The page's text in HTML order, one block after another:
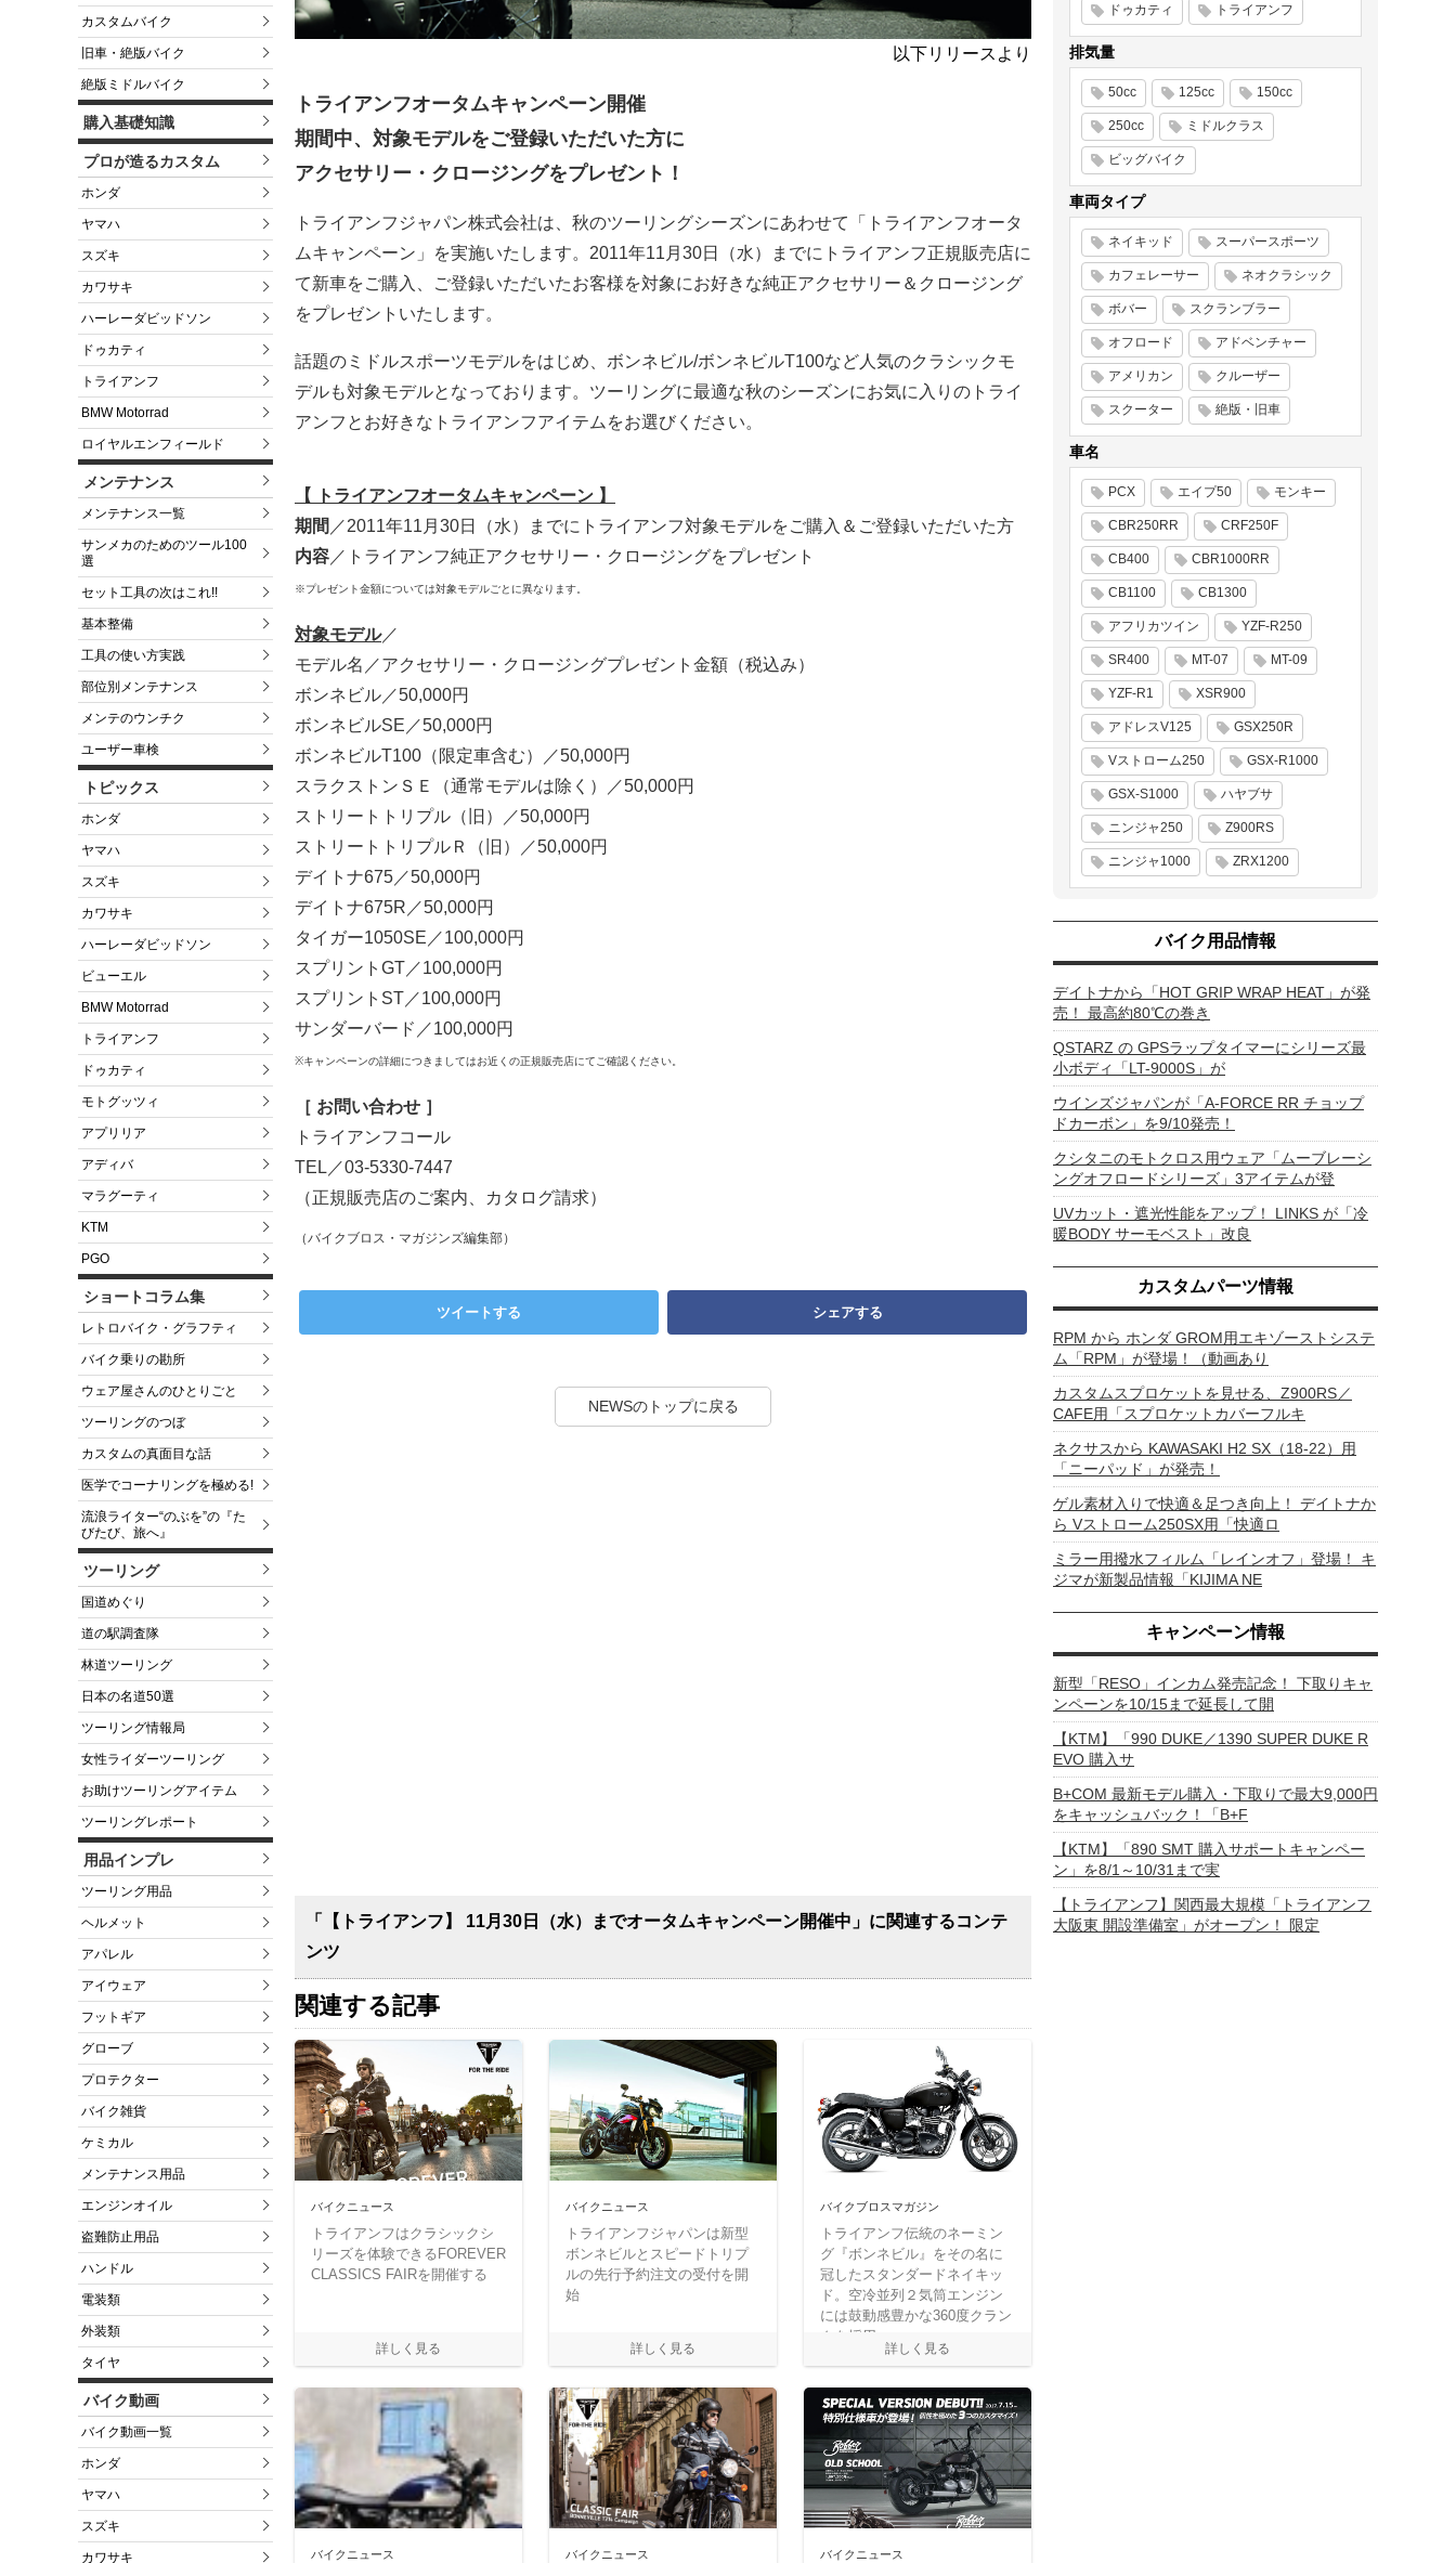
カスタムバイク
旧車・絶版バイク
絶版ミドルバイク
購入基礎知識
プロが造るカスタム
ホンダ
ヤマハ
スズキ
カワサキ
ハーレーダビッドソン
ドゥカティ
トライアンフ
BMW Motorrad
ロイヤルエンフィールド
メンテナンス
メンテナンス一覧
サンメカのためのツール100
選
セット工具の次はこれ!!
基本整備
工具の使い方実践
部位別メンテナンス
メンテのウンチク
ユーザー車検
トピックス
ホンダ
ヤマハ
スズキ
カワサキ
ハーレーダビッドソン
ビューエル
BMW Motorrad
トライアンフ
ドゥカティ
モトグッツィ
アプリリア
アディバ
マラグーティ
KTM
PGO
ショートコラム集
レトロバイク・グラフティ
バイク乗りの勘所
ウェア屋さんのひとりごと
ツーリングのつぼ
カスタムの真面目な話
医学でコーナリングを極める!
流浪ライター“のぶを”の『た
びたび、旅へ』
ツーリング
国道めぐり
道の駅調査隊
林道ツーリング
日本の名道50選
ツーリング情報局
女性ライダーツーリング
お助けツーリングアイテム
ツーリングレポート
用品インプレ
ツーリング用品
ヘルメット
アパレル
アイウェア
フットギア
グローブ
プロテクター
バイク雑貨
ケミカル
メンテナンス用品
エンジンオイル
盗難防止用品
ハンドル
電装類
外装類
タイヤ
バイク動画
バイク動画一覧
ホンダ
ヤマハ
スズキ
カワサキ
以下リリースより
トライアンフオータムキャンペーン開催
期間中、対象モデルをご登録いただいた方に
アクセサリー・クロージングをプレゼント！
トライアンフジャパン株式会社は、秋のツーリングシーズンにあわせて「トライアンフオータ
ムキャンペーン」を実施いたします。2011年11月30日（水）までにトライアンフ正規販売店に
て新車をご購入、ご登録いただいたお客様を対象にお好きな純正アクセサリー＆クロージング
をプレゼントいたします。
話題のミドルスポーツモデルをはじめ、ボンネビル/ボンネビルT100など人気のクラシックモ
デルも対象モデルとなっております。ツーリングに最適な秋のシーズンにお気に入りのトライ
アンフとお好きなトライアンフアイテムをお選びください。
【 トライアンフオータムキャンペーン 】
期間 ／2011年11月30日（水）までにトライアンフ対象モデルをご購入＆ご登録いただいた方
内容 ／トライアンフ純正アクセサリー・クロージングをプレゼント
※プレゼント金額については対象モデルごとに異なります。
対象モデル／
モデル名／アクセサリー・クロージングプレゼント金額（税込み）
ボンネビル／50,000円
ボンネビルSE／50,000円
ボンネビルT100（限定車含む）／50,000円
スラクストンＳＥ（通常モデルは除く）／50,000円
ストリートトリプル（旧）／50,000円
ストリートトリプルＲ（旧）／50,000円
デイトナ675／50,000円
デイトナ675R／50,000円
タイガー1050SE／100,000円
スプリントGT／100,000円
スプリントST／100,000円
サンダーバード／100,000円
※キャンペーンの詳細につきましてはお近くの正規販売店にてご確認ください。
［ お問い合わせ ］
トライアンフコール
TEL／03-5330-7447
（正規販売店のご案内、カタログ請求）
（バイクブロス・マガジンズ編集部）
ツイートする シェアする
NEWSのトップに戻る
「【トライアンフ】 11月30日（水）までオータムキャンペーン開催中」に関連するコンテ
ンツ
関連する記事
バイクニュース
トライアンフはクラシックシ
リーズを体験できるFOREVER
CLASSICS FAIRを開催する
バイクニュース
トライアンフジャパンは新型
ボンネビルとスピードトリプ
ルの先行予約注文の受付を開
始
バイクブロスマガジン
トライアンフ伝統のネーミン
グ『ボンネビル』をその名に
冠したスタンダードネイキッ
ド。空冷並列２気筒エンジン
には鼓動感豊かな360度クラン
クを採用。
バイクニュース バイクニュース バイクニュース
ドゥカティ トライアンフ
排気量
50cc 125cc 150cc
250cc ミドルクラス
ビッグバイク
車両タイプ
ネイキッド スーパースポーツ
カフェレーサー ネオクラシック
ボバー スクランブラー
オフロード アドベンチャー
アメリカン クルーザー
スクーター 絶版・旧車
車名
PCX エイプ50 モンキー
CBR250RR CRF250F
CB400 CBR1000RR
CB1100 CB1300
アフリカツイン YZF-R250
SR400 MT-07 MT-09
YZF-R1 XSR900
アドレスV125 GSX250R
Vストローム250 GSX-R1000
GSX-S1000 ハヤブサ
ニンジャ250 Z900RS
ニンジャ1000 ZRX1200
バイク用品情報
デイトナから「HOT GRIP WRAP HEAT」が発
売！ 最高約80℃の巻き
QSTARZ の GPSラップタイマーにシリーズ最
小ボディ「LT-9000S」が
ウインズジャパンが「A-FORCE RR チョップ
ドカーボン」を9/10発売！
クシタニのモトクロス用ウェア「ムーブレーシ
ングオフロードシリーズ」3アイテムが登
UVカット・遮光性能をアップ！ LINKS が「冷
暖BODY サーモベスト」改良
カスタムパーツ情報
RPM から ホンダ GROM用エキゾーストシステ
ム「RPM」が登場！（動画あり
カスタムスプロケットを見せる、Z900RS／
CAFE用「スプロケットカバーフルキ
ネクサスから KAWASAKI H2 SX（18-22）用
「ニーパッド」が発売！
ゲル素材入りで快適＆足つき向上！ デイトナか
ら Vストローム250SX用「快適ロ
ミラー用撥水フィルム「レインオフ」登場！ キ
ジマが新製品情報「KIJIMA NE
キャンペーン情報
新型「RESO」インカム発売記念！ 下取りキャ
ンペーンを10/15まで延長して開
【KTM】「990 DUKE／1390 SUPER DUKE R
EVO 購入サ
B+COM 最新モデル購入・下取りで最大9,000円
をキャッシュバック！「B+F
【KTM】「890 SMT 購入サポートキャンペー
ン」を8/1～10/31まで実
【トライアンフ】関西最大規模「トライアンフ
大阪東 開設準備室」がオープン！ 限定